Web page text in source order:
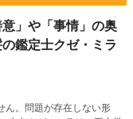
」や「事情」の奥
鑑定士クゼ・ミラ
ん。問題が存在しない形